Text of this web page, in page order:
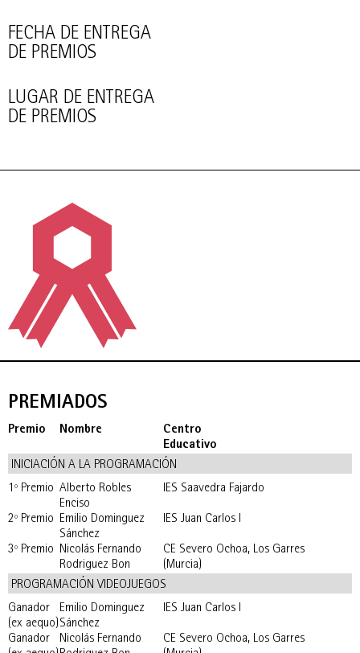
FECHA DE ENTREGA
DE PREMIOS
LUGAR DE ENTREGA
DE PREMIOS
PREMIADOS
Premio Nombre
Centro
Educativo
INICIACIÓN A LA PROGRAMACIÓN
1º Premio Alberto Robles
Enciso
IES Saavedra Fajardo
2º Premio Emilio Dominguez
Sánchez
IES Juan Carlos I
3º Premio Nicolás Fernando
Rodriguez Bon
CE Severo Ochoa, Los Garres
(Murcia)
PROGRAMACIÓN VIDEOJUEGOS
Ganador
(ex aequo)
Emilio Dominguez
Sánchez
IES Juan Carlos I
Ganador
Nicolás Fernando
CE Severo Ochoa, Los Garres